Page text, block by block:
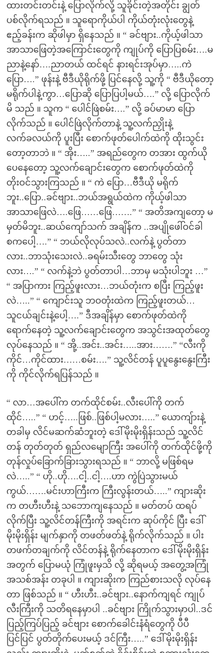
ထားတင်းတင်းနဲ့ ပြောလိုက်လို့ သူခိုင်းတဲ့အတိုင်း ချွတ်
ပစ်လိုက်ရသည် ။ သူရောကိုယ်ပါ ကိုယ်တုံးလုံးတွေနဲ့
ဧည့်ခန်းက ဆိုဖါမှာ ရှိနေသည် ။ “ ခင်ဗျား..ကိုယ့်ဖါသာ
အာသာဖြေတဲ့အကြောင်းတွေကို ကျုပ်ကို ပြောပြစမ်း….မ
ညာနဲ့နော်….ညာတယ် ထင်ရင် နားရင်းအုပ်မှာ…..ကဲ
ပြော….” ဖုန်းနဲ့ ဗီဒီယိုရိုက်ဖို့ ပြင်နေလို့ သူ့ကို “ ဗီဒီယိုတော့
မရိုက်ပါနဲ့ကွာ…ပြောဆို ပြောပြပါ့မယ်….” လို့ ပြောလိုက်
မိ သည် ။ သူက “ ပေါင်ဖြဲစမ်း….” လို့ ခပ်မာမာ ပြော
လိုက်သည် ။ ပေါင်ဖြဲလိုက်တာနဲ့ သူ့လက်ညှိုးနဲ့
လက်ခလယ်ကို ပူးပြီး စောက်ဖုတ်ပေါက်ထဲကို ထိုးသွင်း
တော့တာဘဲ ။ “ အိုး…..” အရည်တွေက တအား ထွက်ယို
ပေနေတော့ သူ့လက်ချောင်းတွေက စောက်ဖုတ်ထဲကို
တိုးဝင်သွားကြသည် ။ “ ကဲ ပြော…ဗီဒီယို မရိုက်
ဘူး..ပြော..ခင်ဗျား..ဘယ်အရွယ်ထဲက ကိုယ့်ဖါသာ
အာသာဖြေလဲ….ဖြေ……ဖြေ…….” “ အတိအကျတော့ မ
မှတ်မိဘူး..ဆယ်ကျော်သက် အချိန်က ..အပျိုဖေါ်ဝင်ခါ
စကပေါ့….” “ ဘယ်လိုလုပ်သလဲ..လက်နဲ့ ပွတ်တာ
လား..ဘာသုံးသေးလဲ..ခရမ်းသီးတွေ ဘာတွေ သုံး
လား….” “ လက်နဲ့ဘဲ ပွတ်တာပါ…ဘာမှ မသုံးပါဘူး …”
“ အပြာကား ကြည့်ဖူးလား…ဘယ်တုံးက စပြီး ကြည့်ဖူး
လဲ…..” “ ကျောင်းသူ ဘဝတုံးထဲက ကြည့်ဖူးတယ်…
သူငယ်ချင်းနဲ့ပေါ့….” ဒီအချိန်မှာ စောက်ဖုတ်ထဲကို
ရောက်နေတဲ့ သူ့လက်ချောင်းတွေက အသွင်းအထုတ်တွေ
လုပ်နေသည် ။ “ အို့..အင်း..အင်း…..အား…….” “လီးကို
ကိုင်…ကိုင်ထား……စမ်း….” သူ့လိင်တန် ပူပူနွေးနွေးကြီး
ကို ကိုင်လိုက်ရပြန်သည် ။
“ လာ…အပေါ်က တက်ထိုင်စမ်း..လီးပေါ်ကို တက်
ထိုင်…..” “ ဟင့်…..ဖြစ်..ဖြစ်ပါ့မလား…..” ယောကျ်ားနဲ့
တခါမှ လိင်မဆက်ဆံဘူးတဲ့ ဒေါ်မိုးမိုးရှိန်းသည် သူ့လိင်
တန် တုတ်တုတ် ရှည်လမျောကြီး အပေါ်ကို တက်ထိုင်ဖို့ကို
တုန်လှုပ်ခြောက်ခြားသွားရသည် ။ “ ဘာလို့ မဖြစ်ရမ
လဲ…..” “ ဟို..ဟို….ငါ့..ငါ့….ဟာ ကွဲပြဲသွားမယ်
ကွယ်…….မင်းဟာကြီးက ကြီးလွန်းတယ်…..” ကျားဆိုး
က တဟီးဟီးနဲ့ သဘောကျနေသည် ။ မတ်တပ် ထရပ်
လိုက်ပြီး သူ့လိင်တန်ကြီးကို အရင်းက ဆုပ်ကိုင် ပြီး ဒေါ်
မိုးမိုးရှိန်း မျက်နှာကို တဖတ်ဖတ်နဲ့ ရိုက်လိုက်သည် ။ ပါး
တဖက်တချက်ကို လိင်တန်နဲ့ ရိုက်နေတာက ဒေါ်မိုးမိုးရှိန်း
အတွက် ပြောမယုံ ကြုံဖူးမှသိ လို့ ဆိုရမယ့် အတွေ့အကြုံ
အသစ်အန်း တခုပါ ။ ကျားဆိုးက ကြည်စားသလို လုပ်နေ
တာ ဖြစ်သည် ။ “ ဟီးဟီး..ခင်ဗျား..နောက်ကျရင် ကျုပ်
လီးကြီးကို သတိရနေမှာပါ ..ခင်ဗျား ကြိုက်သွားမှာပါ..ဒင်
ပြည့်ကြပ်ပြည့် ခင်ဗျား စောက်ခေါင်းနံရံတွေကို ပီပီ
ပြင်ပြင် ပွတ်တိုက်ပေးမယ့် ဒင်ကြီး…..” ဒေါ်မိုးမိုးရှိန်း